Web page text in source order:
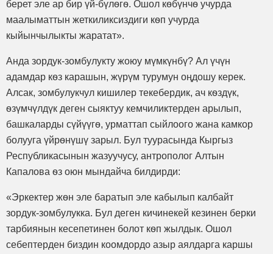
берет эле ар бир үй-бүлѳгѳ. Ошол кѳбүнчѳ учурда
маалыматтын жеткиликсиздиги кѳп учурда
кыйынчылыкты жаратат».
Анда зордук-зомбулукту жоюу мүмкүнбү? Ал үчүн
адамдар кѳз карашын, жүрүм турумун оңдошу керек.
Алсак, зомбулукчул кишилер текебердик, ач кѳздүк,
ѳзүмчүлдүк деген сыяктуу кемчиликтерден арылып,
башкаларды сүйүүгѳ, урматтап сыйлоого жана камкор
болууга үйрѳнүшү зарыл. Бул туурасында Кыргыз
Республикасынын жазуучусу, антрополог Алтын
Капалова ѳз оюн мындайча билдирди:
«Эркектер жѳн эле баратып эле кабылып калбайт
зордук-зомбулукка. Бул деген кичинекей кезинен берки
тарбиянын кесепетинен болот кѳп жылдык. Ошол
себептерден биздин коомдордо азыр аялдарга каршы